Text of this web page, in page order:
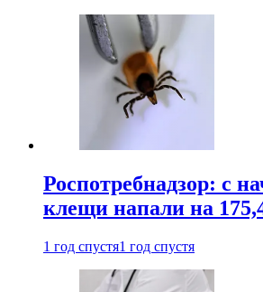
Роспотребнадзор: с
клещи напали на
1 год спустя1 год спустя